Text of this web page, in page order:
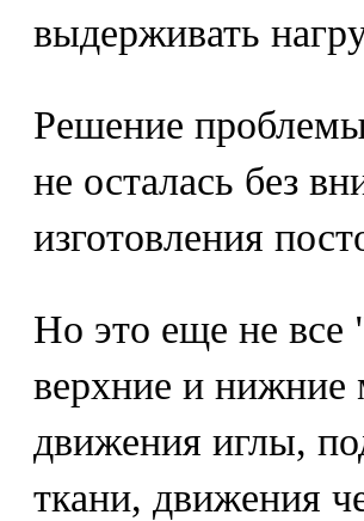
выдерживать
Решение
не осталась без
изготовления
Но это еще не
верхние и
движения иглы,
ткани, движения